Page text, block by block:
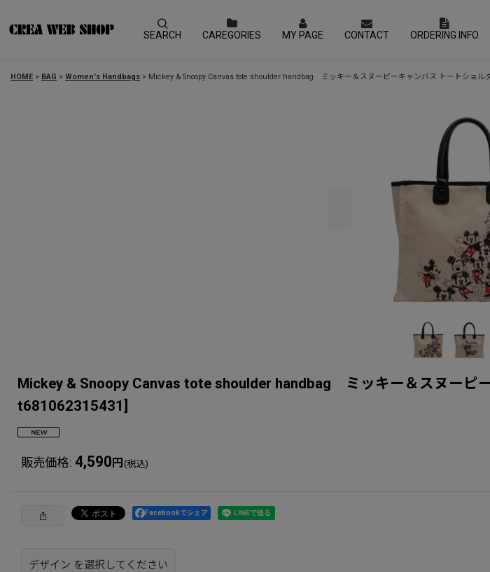
SEARCH CAREGORIES MY PAGE CONTACT ORDERING INFO
HOME > BAG > Women's Handbags > Mickey & Snoopy Canvas tote shoulder handbag ミッキー＆スヌーピーキャンバス トートショル
Mickey & Snoopy Canvas tote shoulder handbag ミッキー＆スヌーピ
t681062315431]
販売価格: 4,590 円 (税込)
Facebookでシェア
デザイン を選択してください